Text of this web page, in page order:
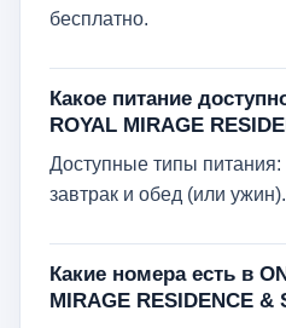
бесплатно.
Какое питание
ROYAL MIRAGE
Доступные типы питания:
завтрак и обед (или ужин).
Какие номера есть в
MIRAGE RESIDENCE &